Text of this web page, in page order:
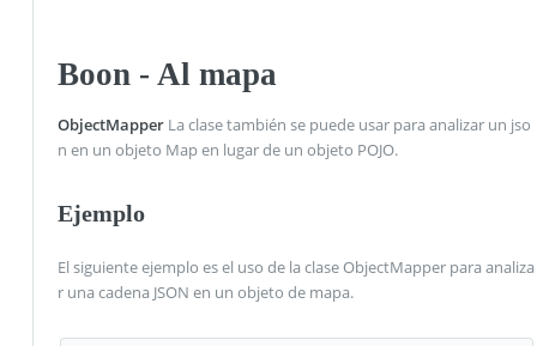
Boon - Al mapa
ObjectMapperLa clase también se puede usar para analizar un jso
n en un objeto Map en lugar de un objeto POJO.
Ejemplo
El siguiente ejemplo es el uso de la clase ObjectMapper para analiza
r una cadena JSON en un objeto de mapa.